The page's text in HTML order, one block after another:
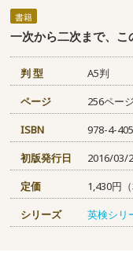
書籍
一次から二次まで、こ
判 型
A5判
ページ
256ページ
ISBN
978-4-
初版発行日
2016/03/
定価
1,430円
シリーズ
英検シリ